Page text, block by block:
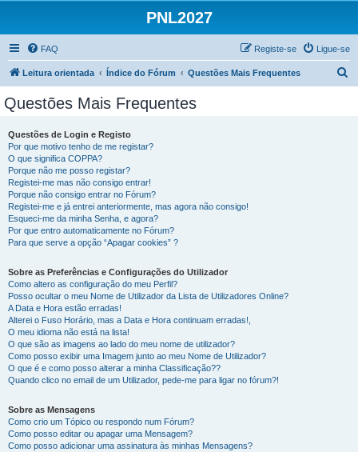
PNL2027
FAQ Ligue-se
Registe-se
Leitura orientada Índice do Fórum Questões Mais Frequentes
Questões Mais Frequentes
Questões de Login e Registo
Por que motivo tenho de me registar?
O que significa COPPA?
Porque não me posso registar?
Registei-me mas não consigo entrar!
Porque não consigo entrar no Fórum?
Registei-me e já entrei anteriormente, mas agora não consigo!
Esqueci-me da minha Senha, e agora?
Por que entro automaticamente no Fórum?
Para que serve a opção “Apagar cookies” ?
Sobre as Preferências e Configurações do Utilizador
Como altero as configuração do meu Perfil?
Posso ocultar o meu Nome de Utilizador da Lista de Utilizadores Online?
A Data e Hora estão erradas!
Alterei o Fuso Horário, mas a Data e Hora continuam erradas!,
O meu idioma não está na lista!
O que são as imagens ao lado do meu nome de utilizador?
Como posso exibir uma Imagem junto ao meu Nome de Utilizador?
O que é e como posso alterar a minha Classificação??
Quando clico no email de um Utilizador, pede-me para ligar no fórum?!
Sobre as Mensagens
Como crio um Tópico ou respondo num Fórum?
Como posso editar ou apagar uma Mensagem?
Como posso adicionar uma assinatura às minhas Mensagens?